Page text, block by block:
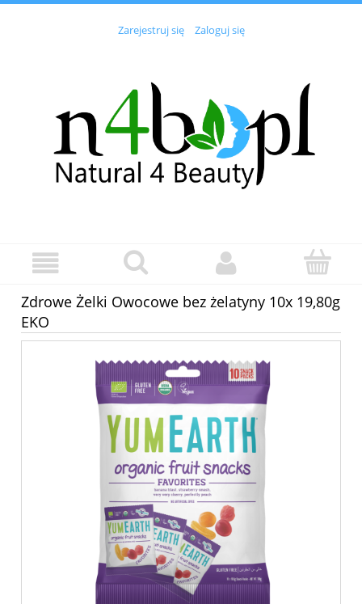
Zarejestruj się Zaloguj się
Zdrowe Żelki Owocowe bez żelatyny 10x 19,80g
EKO